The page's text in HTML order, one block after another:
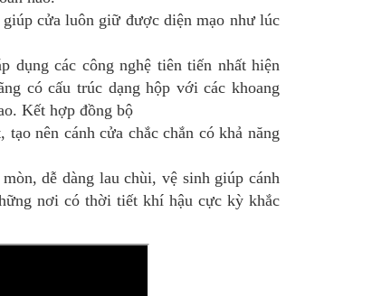
cửa luôn giữ được diện mạo như lúc
dụng các công nghệ tiên tiến nhất hiện
có cấu trúc dạng hộp với các khoang
Kết hợp đồng bộ
nên cánh cửa chắc chắn có khả năng
dễ dàng lau chùi, vệ sinh giúp cánh
nơi có thời tiết khí hậu cực kỳ khắc